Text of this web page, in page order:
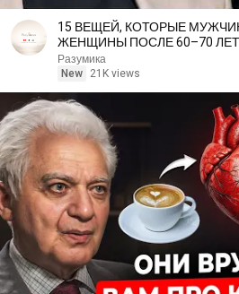
15 ВЕЩЕЙ, КОТОРЫЕ
Разумика
New
21K views